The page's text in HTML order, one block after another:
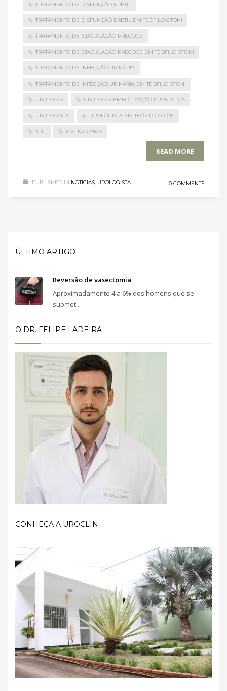
TRATAMENTO DE DISFUNÇÃO ERÉTIL
TRATAMENTO DE DISFUNÇÃO ERÉTIL EM TEÓFILO OTONI
TRATAMENTO DE EJACULAÇÃO PRECOCE
TRATAMENTO DE EJACULAÇÃO PRECOCE EM TEÓFILO OTONI
TRATAMENTO DE INFECÇÃO URINÁRIA
TRATAMENTO DE INFECÇÃO URINÁRIA EM TEÓFILO OTONI
UROLOGIA UROLOGIA EMBOLIZAÇÃO PROSTÁTICA
UROLOGISTA UROLOGISTA EM TEÓFILO OTONI
XIXI XIXI NA CAMA
READ MORE
PUBLISHED IN NOTÍCIAS, UROLOGISTA 0 COMMENTS
ÚLTIMO ARTIGO
Reversão de vasectomia
Aproximadamente 4 a 6% dos homens que se
submet...
O DR. FELIPE LADEIRA
CONHEÇA A UROCLIN